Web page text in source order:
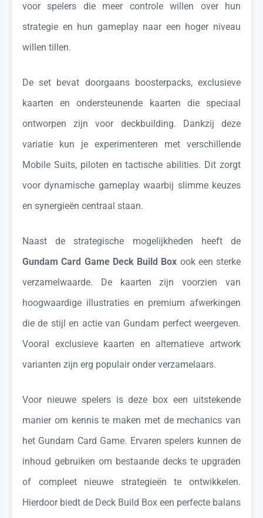
voor spelers die meer controle willen over hun
strategie en hun gameplay naar een hoger niveau
willen tillen.
De set bevat doorgaans boosterpacks, exclusieve
kaarten en ondersteunende kaarten die speciaal
ontworpen zijn voor deckbuilding. Dankzij deze
variatie kun je experimenteren met verschillende
Mobile Suits, piloten en tactische abilities. Dit zorgt
voor dynamische gameplay waarbij slimme keuzes
en synergieën centraal staan.
Naast de strategische mogelijkheden heeft de
Gundam Card Game Deck Build Box ook een sterke
verzamelwaarde. De kaarten zijn voorzien van
hoogwaardige illustraties en premium afwerkingen
die de stijl en actie van Gundam perfect weergeven.
Vooral exclusieve kaarten en alternatieve artwork
varianten zijn erg populair onder verzamelaars.
Voor nieuwe spelers is deze box een uitstekende
manier om kennis te maken met de mechanics van
het Gundam Card Game. Ervaren spelers kunnen de
inhoud gebruiken om bestaande decks te upgraden
of compleet nieuwe strategieën te ontwikkelen.
Hierdoor biedt de Deck Build Box een perfecte balans